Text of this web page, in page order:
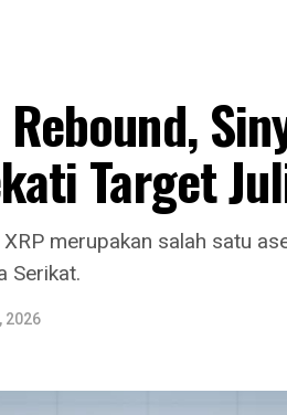
Target
merupakan salah satu
Serikat.
2026